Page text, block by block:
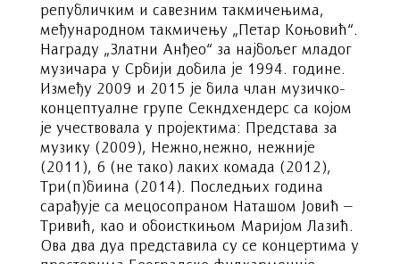
републичким и савезним такмичењима,
међународном такмичењу „Петар Коњовић“.
Награду „Златни Анђео“ за најбољег младог
музичара у Србији добила је 1994. године.
Између 2009 и 2015 је била члан музичко-
концептуалне групе Секндхендерс са којом
је учествовала у пројектима: Представа за
музику (2009), Нежно,нежно, нежније
(2011), 6 (не тако) лаких комада (2012),
Три(п)биина (2014). Последњих година
сарађује са мецосопраном Наташом Јовић –
Тривић, као и обоисткињом Маријом Лазић.
Ова два дуа представила су се концертима у